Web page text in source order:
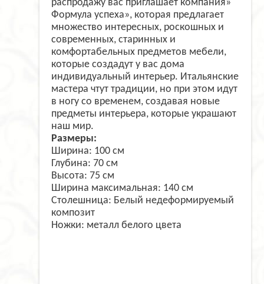
распродажу вас приглашает компания»
Формула успеха», которая предлагает
множество интересных, роскошных и
современных, старинных и
комфортабельных предметов мебели,
которые создадут у вас дома
индивидуальный интерьер. Итальянские
мастера чтут традиции, но при этом идут
в ногу со временем, создавая новые
предметы интерьера, которые украшают
наш мир.
Размеры:
Ширина: 100 см
Глубина: 70 см
Высота: 75 см
Ширина максимальная: 140 см
Столешница: Белый недеформируемый
композит
Ножки: металл белого цвета